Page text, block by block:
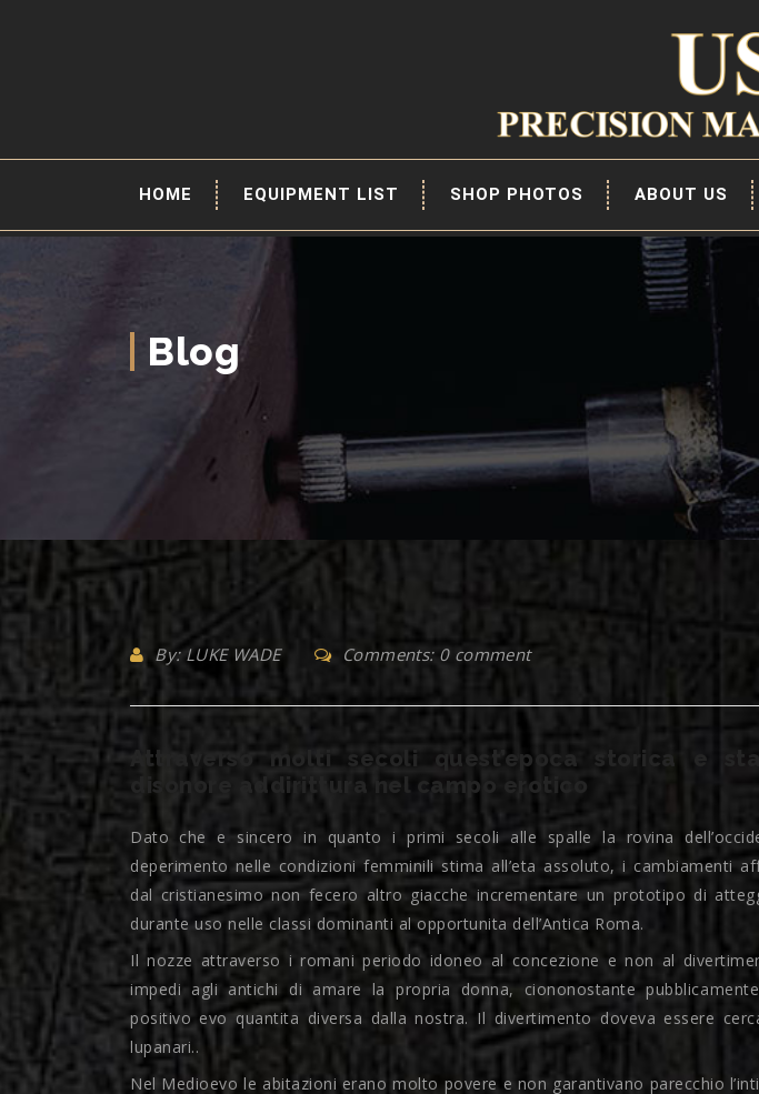
HOME EQUIPMENT LIST SHOP PHOTOS ABOUT US
Blog
By: LUKE WADE Comments: 0 comment
Attraverso molti secoli quest’epoca storica e
disonore addirittura nel campo erotico
Dato che e sincero in quanto i primi secoli alle spalle la rovina
deperimento nelle condizioni femminili stima all’eta assoluto, i cambiamenti
dal cristianesimo non fecero altro giacche incrementare un prototipo di
durante uso nelle classi dominanti al opportunita dell’Antica Roma.
Il nozze attraverso i romani periodo idoneo al concezione e non al
impedi agli antichi di amare la propria donna, ciononostante
positivo evo quantita diversa dalla nostra. Il divertimento doveva essere
lupanari..
Nel Medioevo le abitazioni erano molto povere e non garantivano parecchio